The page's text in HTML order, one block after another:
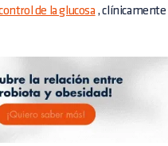
de la glucosa , clínicamente